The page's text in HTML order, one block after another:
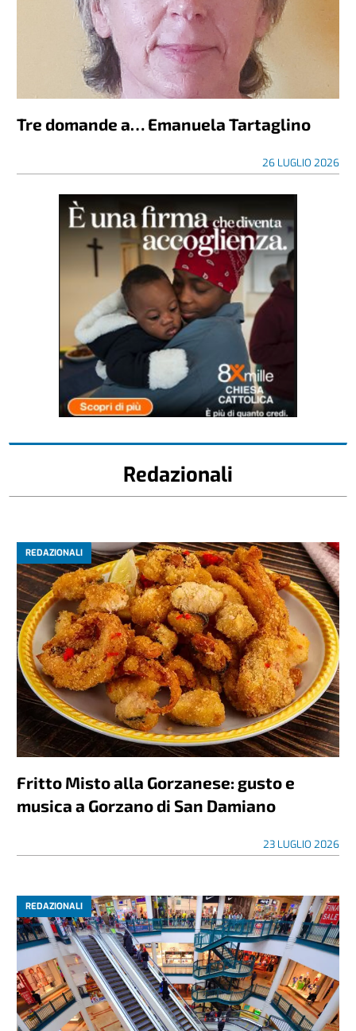
Tre domande a… Emanuela Tartaglino
26 LUGLIO 2026
Redazionali
REDAZIONALI
Fritto Misto alla Gorzanese: gusto e
musica a Gorzano di San Damiano
23 LUGLIO 2026
REDAZIONALI